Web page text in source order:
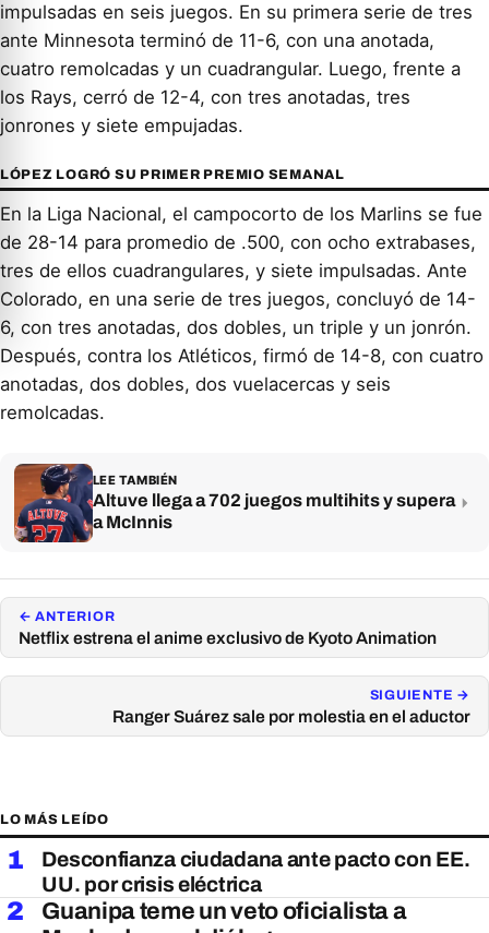
impulsadas en seis juegos. En su primera serie de tres
ante Minnesota terminó de 11-6, con una anotada,
cuatro remolcadas y un cuadrangular. Luego, frente a
los Rays, cerró de 12-4, con tres anotadas, tres
jonrones y siete empujadas.
LÓPEZ LOGRÓ SU PRIMER PREMIO SEMANAL
En la Liga Nacional, el campocorto de los Marlins se fue
de 28-14 para promedio de .500, con ocho extrabases,
tres de ellos cuadrangulares, y siete impulsadas. Ante
Colorado, en una serie de tres juegos, concluyó de 14-
6, con tres anotadas, dos dobles, un triple y un jonrón.
Después, contra los Atléticos, firmó de 14-8, con cuatro
anotadas, dos dobles, dos vuelacercas y seis
remolcadas.
LEE TAMBIÉN
Altuve llega a 702 juegos multihits y supera
a McInnis
← ANTERIOR
Netflix estrena el anime exclusivo de Kyoto Animation
SIGUIENTE →
Ranger Suárez sale por molestia en el aductor
LO MÁS LEÍDO
1
Desconfianza ciudadana ante pacto con EE.
UU. por crisis eléctrica
2
Guanipa teme un veto oficialista a